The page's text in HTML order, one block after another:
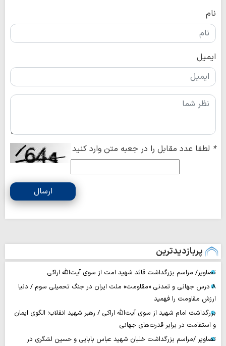
نام
ایمیل
* لطفا عدد مقابل را در جعبه متن وارد کنید
ارسال
پربازدیدترین
تصاویر/ مراسم بزرگداشت قائد شهید امت از سوی آیت‌الله اراکی
۸ درس جهانی و تمدنی «مقاومت» ملت ایران در جنگ تحمیلی سوم / دنیا
ارزش مقاومت را فهمید
بزرگداشت امام شهید از سوی آیت‌الله اراکی / رهبر شهید انقلاب؛ الگوی ایمان
و استقامت در برابر قدرت‌های جهانی
تصاویر /مراسم بزرگداشت خلبان شهید عباس بابایی و حسین لشگری در